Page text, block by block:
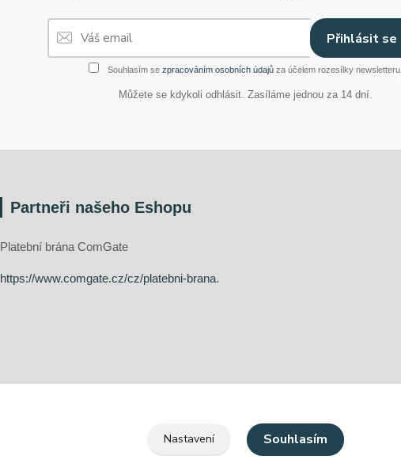
Přihlásit se
Souhlasím se zpracováním osobních údajůza účelem rozesílky newsletteru.
Můžete se kdykoli odhlásit. Zasíláme jednou za 14 dní.
Partneři našeho Eshopu
Platební brána ComGate
https://www.comgate.cz/cz/platebni-brana.
Nastavení Souhlasím